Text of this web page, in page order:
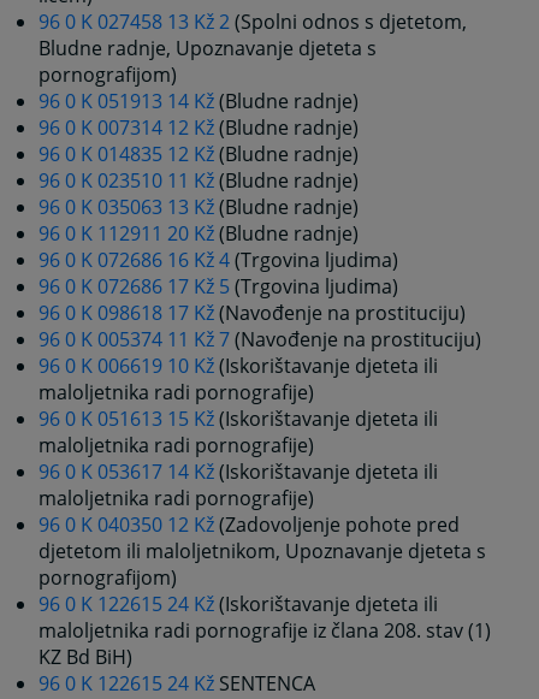
96 0 K 027458 13 Kž 2(Spolni odnos s djetetom,
Bludne radnje, Upoznavanje djeteta s
pornografijom)
96 0 K 051913 14 Kž(Bludne radnje)
96 0 K 007314 12 Kž(Bludne radnje)
96 0 K 014835 12 Kž(Bludne radnje)
96 0 K 023510 11 Kž(Bludne radnje)
96 0 K 035063 13 Kž(Bludne radnje)
96 0 K 112911 20 Kž(Bludne radnje)
96 0 K 072686 16 Kž 4(Trgovina ljudima)
96 0 K 072686 17 Kž 5(Trgovina ljudima)
96 0 K 098618 17 Kž(Navođenje na prostituciju)
96 0 K 005374 11 Kž 7(Navođenje na prostituciju)
96 0 K 006619 10 Kž(Iskorištavanje djeteta ili
maloljetnika radi pornografije)
96 0 K 051613 15 Kž(Iskorištavanje djeteta ili
maloljetnika radi pornografije)
96 0 K 053617 14 Kž(Iskorištavanje djeteta ili
maloljetnika radi pornografije)
96 0 K 040350 12 Kž(Zadovoljenje pohote pred
djetetom ili maloljetnikom, Upoznavanje djeteta s
pornografijom)
96 0 K 122615 24 Kž(Iskorištavanje djeteta ili
maloljetnika radi pornografije iz člana 208. stav (1)
KZ Bd BiH)
96 0 K 122615 24 KžSENTENCA